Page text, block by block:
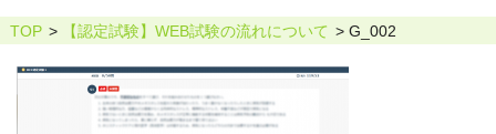
TOP 【認定試験】WEB試験の流れについて G_002